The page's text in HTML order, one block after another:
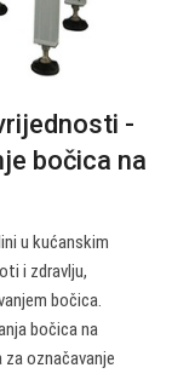
-
bočica na
u kućanskim
i zdravlju,
bočica.
bočica na
označavanje